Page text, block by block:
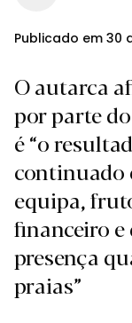
Publicado em 30
O autarca
por parte
é “o
continuado
equipa,
financeiro
presença
praias”